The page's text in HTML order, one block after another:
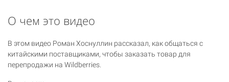
О чем это видео
В этом видео Роман Хоснуллин рассказал, как общаться с
китайскими поставщиками, чтобы заказать товар для
перепродажи на Wildberries.